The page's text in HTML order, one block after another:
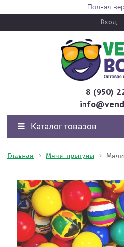
Полная
Вход
8 (950)
Каталог товаров
Главная Мячи-прыгуны